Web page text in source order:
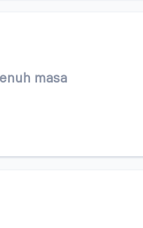
masa